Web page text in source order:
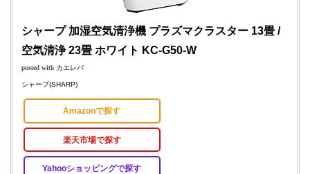
シャープ 加湿空気清浄機 プラズマクラスター 13畳 /
空気清浄 23畳 ホワイト KC-G50-W
posted with カエレバ
シャープ(SHARP)
Amazonで探す
楽天市場で探す
Yahooショッピングで探す